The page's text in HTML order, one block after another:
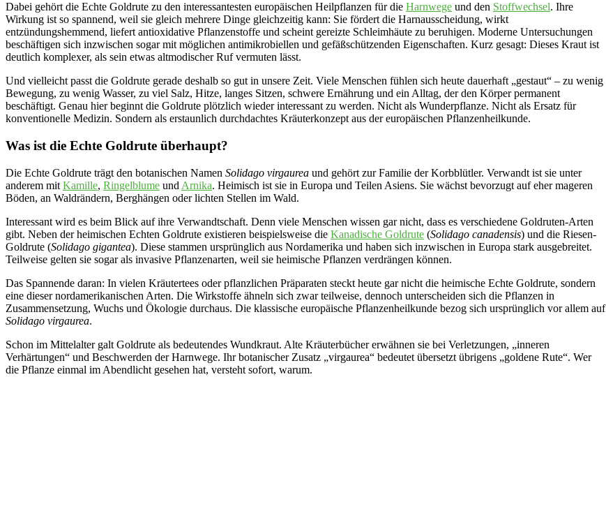
Dabei gehört die Echte Goldrute zu den interessantesten europäischen Heilpflanzen für die Harnwege und den Stoffwechsel. Ihre
Wirkung ist so spannend, weil sie gleich mehrere Dinge gleichzeitig kann: Sie fördert die Harnausscheidung, wirkt
entzündungshemmend, liefert antioxidative Pflanzenstoffe und scheint gereizte Schleimhäute zu beruhigen. Moderne Untersuchungen
beschäftigen sich inzwischen sogar mit möglichen antimikrobiellen und gefäßschützenden Eigenschaften. Kurz gesagt: Dieses Kraut ist
deutlich komplexer, als sein etwas altmodischer Ruf vermuten lässt.
Und vielleicht passt die Goldrute gerade deshalb so gut in unsere Zeit. Viele Menschen fühlen sich heute dauerhaft „gestaut“ – zu wenig
Bewegung, zu wenig Wasser, zu viel Salz, Hitze, langes Sitzen, schwere Ernährung und ein Alltag, der den Körper permanent
beschäftigt. Genau hier beginnt die Goldrute plötzlich wieder interessant zu werden. Nicht als Wunderpflanze. Nicht als Ersatz für
konventionelle Medizin. Sondern als erstaunlich durchdachtes Kräuterkonzept aus der europäischen Pflanzenheilkunde.
Was ist die Echte Goldrute überhaupt?
Die Echte Goldrute trägt den botanischen Namen Solidago virgaurea und gehört zur Familie der Korbblütler. Verwandt ist sie unter
anderem mit Kamille, Ringelblume und Arnika. Heimisch ist sie in Europa und Teilen Asiens. Sie wächst bevorzugt auf eher mageren
Böden, an Waldrändern, Berghängen oder lichten Stellen im Wald.
Interessant wird es beim Blick auf ihre Verwandtschaft. Denn viele Menschen wissen gar nicht, dass es verschiedene Goldruten-Arten
gibt. Neben der heimischen Echten Goldrute existieren beispielsweise die Kanadische Goldrute (Solidago canadensis) und die Riesen-
Goldrute (Solidago gigantea). Diese stammen ursprünglich aus Nordamerika und haben sich inzwischen in Europa stark ausgebreitet.
Teilweise gelten sie sogar als invasive Pflanzenarten, weil sie heimische Pflanzen verdrängen können.
Das Spannende daran: In vielen Kräutertees oder pflanzlichen Präparaten steckt heute gar nicht die heimische Echte Goldrute, sondern
eine dieser nordamerikanischen Arten. Die Wirkstoffe ähneln sich zwar teilweise, dennoch unterscheiden sich die Pflanzen in
Zusammensetzung, Wuchs und Ökologie durchaus. Die klassische europäische Pflanzenheilkunde bezog sich ursprünglich vor allem auf
Solidago virgaurea.
Schon im Mittelalter galt Goldrute als bedeutendes Wundkraut. Alte Kräuterbücher erwähnen sie bei Verletzungen, „inneren
Verhärtungen“ und Beschwerden der Harnwege. Ihr botanischer Zusatz „virgaurea“ bedeutet übersetzt übrigens „goldene Rute“. Wer
die Pflanze einmal im Abendlicht gesehen hat, versteht sofort, warum.